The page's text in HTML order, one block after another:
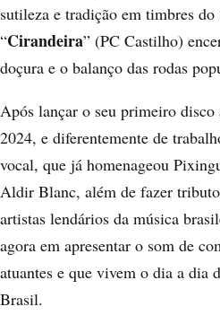
sutileza e tradição em timbres
“Cirandeira” (PC Castilho)
doçura e o balanço das rodas
Após lançar o seu primeiro disco
2024, e diferentemente de
vocal, que já homenageou
Aldir Blanc, além de fazer
artistas lendários da música
agora em apresentar o som de
atuantes e que vivem o dia a dia
Brasil.